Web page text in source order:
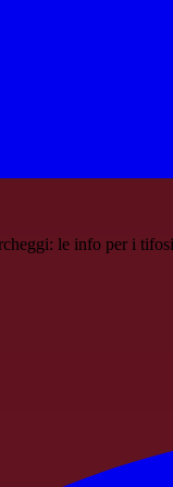
le info per i tifosi